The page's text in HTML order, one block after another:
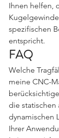
Ihnen helfen,
spezifischen
entspricht.
FAQ
Welche
meine CNC-
die statischen
dynamischen
Ihrer